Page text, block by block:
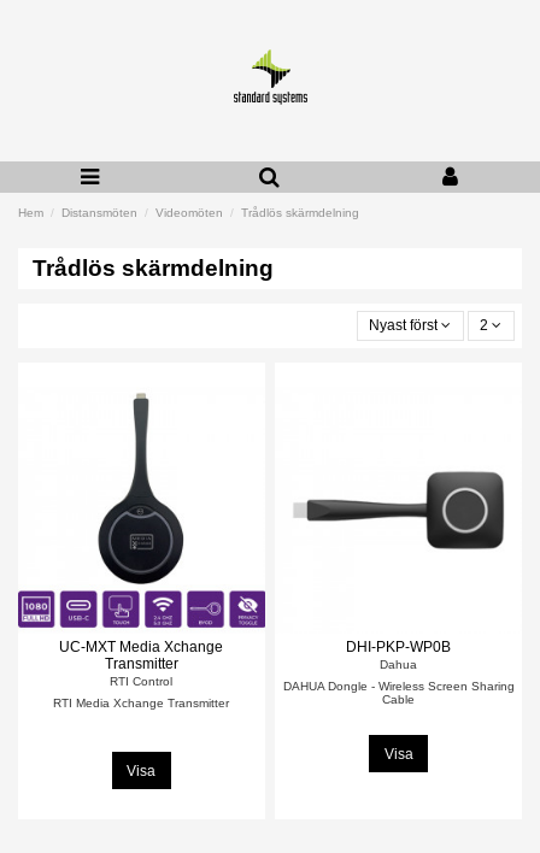
Hem Distansmöten Videomöten Trådlös skärmdelning
Trådlös skärmdelning
Nyast först 2
UC-MXT Media Xchange
Transmitter
RTI Control
RTI Media Xchange Transmitter
Visa
DHI-PKP-WP0B
Dahua
DAHUA Dongle - Wireless Screen Sharing
Cable
Visa